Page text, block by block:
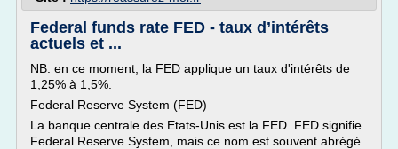
Federal funds rate FED - taux d’intérêts
actuels et ...
NB: en ce moment, la FED applique un taux d'intérêts de
1,25% à 1,5%.
Federal Reserve System (FED)
La banque centrale des Etats-Unis est la FED. FED signifie
Federal Reserve System, mais ce nom est souvent abrégé